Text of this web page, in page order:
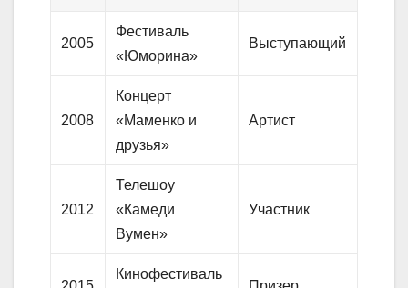
2005
Фестиваль
«Юморина»
Выступающий
2008
Концерт
«Маменко и
друзья»
Артист
2012
Телешоу
«Камеди
Вумен»
Участник
Кинофестиваль